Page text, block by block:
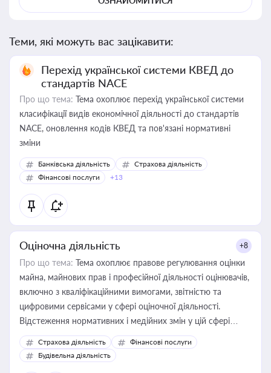
Теми, які можуть вас зацікавити:
Перехід української системи КВЕД до
стандартів NACE
Про що тема: Тема охоплює перехід української системи
класифікації видів економічної діяльності до стандартів
NACE, оновлення кодів КВЕД та пов'язані нормативні
зміни
Банківська діяльність
Страхова діяльність
Фінансові послуги
+13
Оціночна діяльність +8
Про що тема: Тема охоплює правове регулювання оцінки
майна, майнових прав і професійної діяльності оцінювачів,
включно з кваліфікаційними вимогами, звітністю та
цифровими сервісами у сфері оціночної діяльності.
Відстеження нормативних і медійних змін у цій сфері
корисне для власника бізнесу, керівника, юриста або
бухгалтера під час оподаткування, приватизації, оренди
державного майна, корпоративних угод і перевірки
Страхова діяльність
Фінансові послуги
Будівельна діяльність